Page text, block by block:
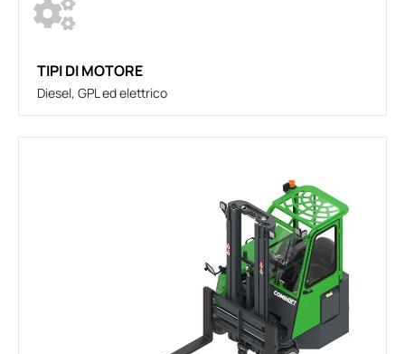
TIPI DI MOTORE
Diesel, GPL ed elettrico